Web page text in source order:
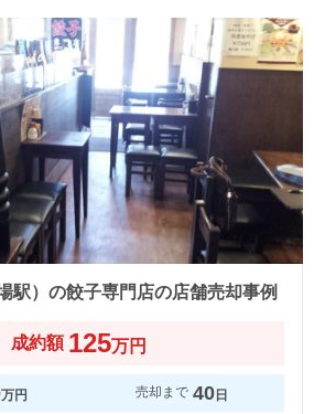
駅）の餃子専門店の店舗売却事例
成約額 125万円
万円 売却まで 40日